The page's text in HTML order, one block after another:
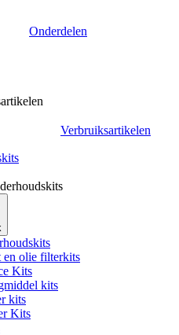
Onderdelen
Verbruiksartikelen
en olie filterkits
Kits
kits
kits
Kits